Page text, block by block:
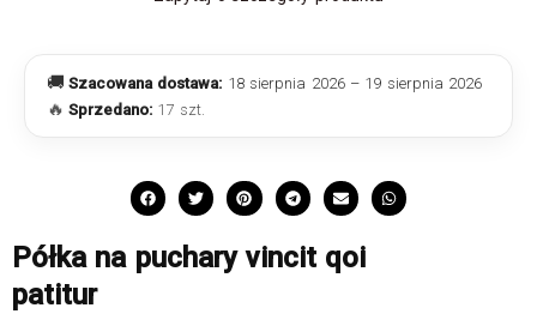
🚚 Szacowana dostawa: 18 sierpnia 2026 – 19 sierpnia 2026
🔥 Sprzedano: 17 szt.
Półka na puchary vincit qoi
patitur